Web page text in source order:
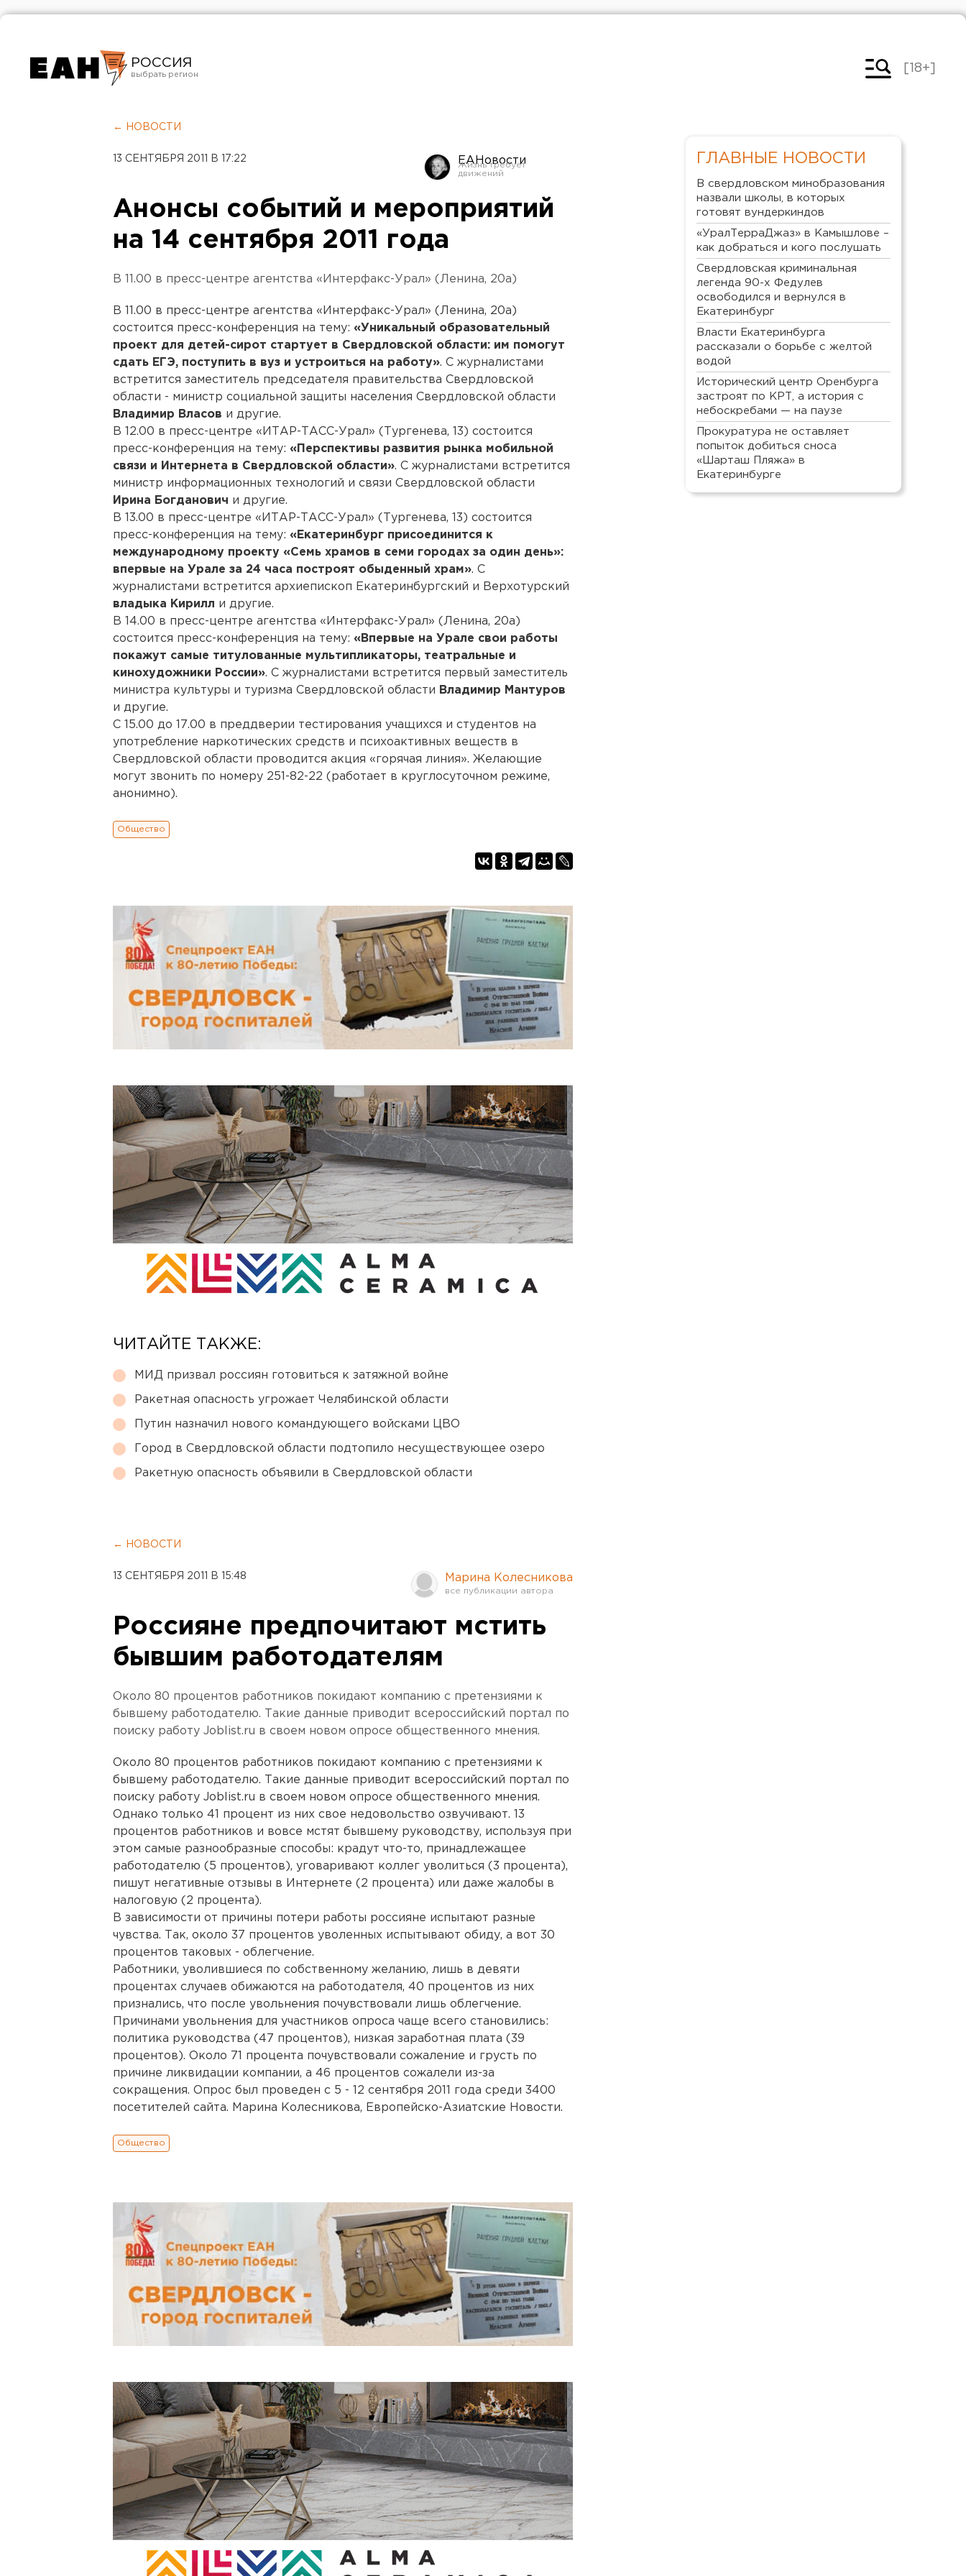
РОССИЯ
Челябинск
[18+]
← НОВОСТИ
13 СЕНТЯБРЯ 2011 В 17:22 ЕАНовости
Анонсы событий и мероприятий
на 14 сентября 2011 года
В 11.00 в пресс-центре агентства «Интерфакс-Урал» (Ленина, 20а)
В 11.00 в пресс-центре агентства «Интерфакс-Урал» (Ленина, 20а)
состоится пресс-конференция на тему: «Уникальный образовательный
проект для детей-сирот стартует в Свердловской области: им помогут
сдать ЕГЭ, поступить в вуз и устроиться на работу». С журналистами
встретится заместитель председателя правительства Свердловской
области - министр социальной защиты населения Свердловской области
Владимир Власов и другие.
В 12.00 в пресс-центре «ИТАР-ТАСС-Урал» (Тургенева, 13) состоится
пресс-конференция на тему: «Перспективы развития рынка мобильной
связи и Интернета в Свердловской области». С журналистами встретится
министр информационных технологий и связи Свердловской области
Ирина Богданович и другие.
В 13.00 в пресс-центре «ИТАР-ТАСС-Урал» (Тургенева, 13) состоится
пресс-конференция на тему: «Екатеринбург присоединится к
международному проекту «Семь храмов в семи городах за один день»:
впервые на Урале за 24 часа построят обыденный храм». С
журналистами встретится архиепископ Екатеринбургский и Верхотурский
владыка Кирилл и другие.
В 14.00 в пресс-центре агентства «Интерфакс-Урал» (Ленина, 20а)
состоится пресс-конференция на тему: «Впервые на Урале свои работы
покажут самые титулованные мультипликаторы, театральные и
кинохудожники России». С журналистами встретится первый заместитель
министра культуры и туризма Свердловской области Владимир Мантуров
и другие.
С 15.00 до 17.00 в преддверии тестирования учащихся и студентов на
употребление наркотических средств и психоактивных веществ в
Свердловской области проводится акция «горячая линия». Желающие
могут звонить по номеру 251-82-22 (работает в круглосуточном режиме,
анонимно).
Общество
ЧИТАЙТЕ ТАКЖЕ:
МИД призвал россиян готовиться к затяжной войне
Ракетная опасность угрожает Челябинской области
Путин назначил нового командующего войсками ЦВО
Город в Свердловской области подтопило несуществующее озеро
Ракетную опасность объявили в Свердловской области
← НОВОСТИ
13 СЕНТЯБРЯ 2011 В 15:48 Марина Колесникова
Россияне предпочитают мстить
бывшим работодателям
Около 80 процентов работников покидают компанию с претензиями к
бывшему работодателю. Такие данные приводит всероссийский портал по
поиску работу Joblist.ru в своем новом опросе общественного мнения.
Около 80 процентов работников покидают компанию с претензиями к
бывшему работодателю. Такие данные приводит всероссийский портал по
поиску работу Joblist.ru в своем новом опросе общественного мнения.
Однако только 41 процент из них свое недовольство озвучивают. 13
процентов работников и вовсе мстят бывшему руководству, используя при
этом самые разнообразные способы: крадут что-то, принадлежащее
работодателю (5 процентов), уговаривают коллег уволиться (3 процента),
пишут негативные отзывы в Интернете (2 процента) или даже жалобы в
налоговую (2 процента).
В зависимости от причины потери работы россияне испытают разные
чувства. Так, около 37 процентов уволенных испытывают обиду, а вот 30
процентов таковых - облегчение.
Работники, уволившиеся по собственному желанию, лишь в девяти
процентах случаев обижаются на работодателя, 40 процентов из них
признались, что после увольнения почувствовали лишь облегчение.
Причинами увольнения для участников опроса чаще всего становились:
политика руководства (47 процентов), низкая заработная плата (39
процентов). Около 71 процента почувствовали сожаление и грусть по
причине ликвидации компании, а 46 процентов сожалели из-за
сокращения. Опрос был проведен с 5 - 12 сентября 2011 года среди 3400
посетителей сайта. Марина Колесникова, Европейско-Азиатские Новости.
Общество
ГЛАВНЫЕ НОВОСТИ
В свердловском минобразования
назвали школы, в которых
готовят вундеркиндов
«УралТерраДжаз» в Камышлове –
как добраться и кого послушать
Свердловская криминальная
легенда 90-х Федулев
освободился и вернулся в
Екатеринбург
Власти Екатеринбурга
рассказали о борьбе с желтой
водой
Исторический центр Оренбурга
застроят по КРТ, а история с
небоскребами — на паузе
Прокуратура не оставляет
попыток добиться сноса
«Шарташ Пляжа» в
Екатеринбурге